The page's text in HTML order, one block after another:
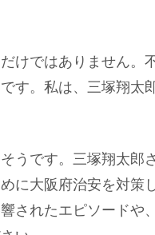
けではありません。
す。私は、三塚翔太
うです。三塚翔太郎
に大阪府治安を対策
されたエピソードや